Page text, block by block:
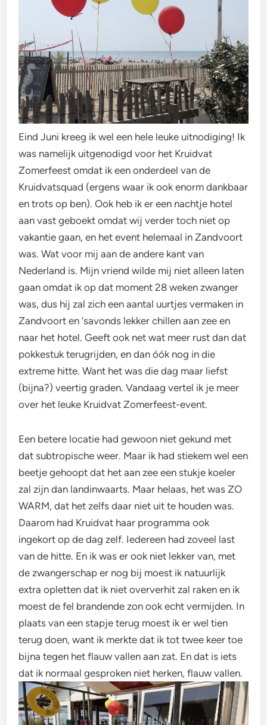
Eind Juni kreeg ik wel een hele leuke uitnodiging! Ik
was namelijk uitgenodigd voor het Kruidvat
Zomerfeest omdat ik een onderdeel van de
Kruidvatsquad (ergens waar ik ook enorm dankbaar
en trots op ben). Ook heb ik er een nachtje hotel
aan vast geboekt omdat wij verder toch niet op
vakantie gaan, en het event helemaal in Zandvoort
was. Wat voor mij aan de andere kant van
Nederland is. Mijn vriend wilde mij niet alleen laten
gaan omdat ik op dat moment 28 weken zwanger
was, dus hij zal zich een aantal uurtjes vermaken in
Zandvoort en ‘savonds lekker chillen aan zee en
naar het hotel. Geeft ook net wat meer rust dan dat
pokkestuk terugrijden, en dan óók nog in die
extreme hitte. Want het was die dag maar liefst
(bijna?) veertig graden. Vandaag vertel ik je meer
over het leuke Kruidvat Zomerfeest-event.
Een betere locatie had gewoon niet gekund met
dat subtropische weer. Maar ik had stiekem wel een
beetje gehoopt dat het aan zee een stukje koeler
zal zijn dan landinwaarts. Maar helaas, het was ZO
WARM, dat het zelfs daar niet uit te houden was.
Daarom had Kruidvat haar programma ook
ingekort op de dag zelf. Iedereen had zoveel last
van de hitte. En ik was er ook niet lekker van, met
de zwangerschap er nog bij moest ik natuurlijk
extra opletten dat ik niet oververhit zal raken en ik
moest de fel brandende zon ook echt vermijden. In
plaats van een stapje terug moest ik er wel tien
terug doen, want ik merkte dat ik tot twee keer toe
bijna tegen het flauw vallen aan zat. En dat is iets
dat ik normaal gesproken niet herken, flauw vallen.